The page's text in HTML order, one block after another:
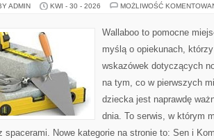
ADMIN KWI - 30 - 2026 MOŻLIWOŚĆ
Wallaboo to pomocne
myślą o opiekunach,
wskazówek dotyczących
na tym, co w pierwszych
dziecka jest naprawdę
dnia. To serwis, w którym
spacerami. Nowe kategorie na stronie to: Sen i